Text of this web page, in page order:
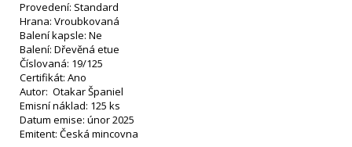
Provedení: Standard
Hrana: Vroubkovaná
Balení kapsle: Ne
Balení: Dřevěná etue
Číslovaná: 19/125
Certifikát: Ano
Autor: Otakar Španiel
Emisní náklad: 125 ks
Datum emise: únor 2025
Emitent: Česká mincovna